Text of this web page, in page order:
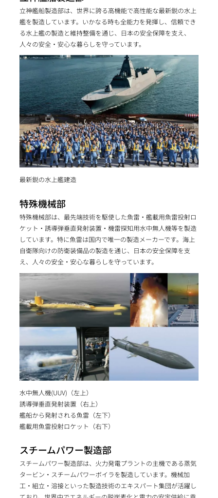
立神艦船製造部は、世界に誇る高機能で高性能な最新鋭の水上
艦を製造しています。いかなる時も全能力を発揮し、信頼でき
る水上艦の製造と維持整備を通じ、日本の安全保障を支え、
人々の安全・安心な暮らしを守っています。
最新鋭の水上艦建造
特殊機械部
特殊機械部は、最先端技術を駆使した魚雷・艦載用魚雷投射ロ
ケット・誘導弾垂直発射装置・機雷探知用水中無人機等を製造
しています。特に魚雷は国内で唯一の製造メーカーです。海上
自衛隊向けの防衛装備品の製造を通じ、日本の安全保障を支
え、人々の安全・安心な暮らしを守っています。
水中無人機(UUV)（左上）
誘導弾垂直発射装置（右上）
艦船から発射される魚雷（左下）
艦載用魚雷投射ロケット（右下）
スチームパワー製造部
スチームパワー製造部は、火力発電プラントの主機である蒸気
タービン・スチームパワーボイラを製造しています。機械加
工・組立・溶接といった製造技術のエキスパート集団が活躍し